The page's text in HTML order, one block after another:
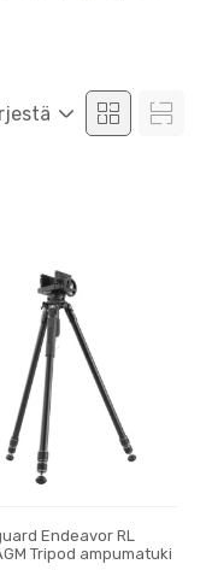
Endeavor RL
Tripod ampumatuki